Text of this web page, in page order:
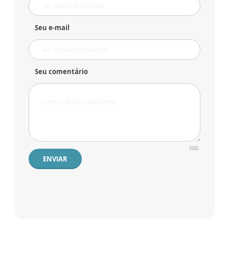
Seu e-mail
Seu comentário
500
ENVIAR